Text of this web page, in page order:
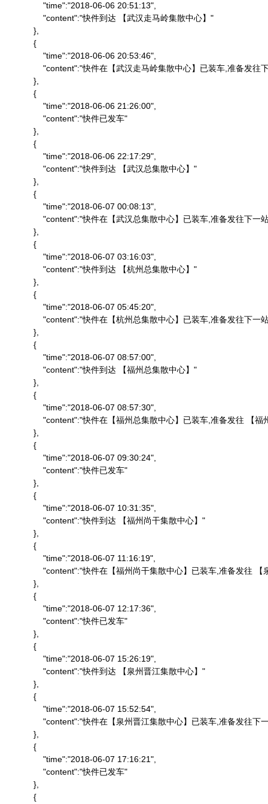
                "time":"2018-06-06 20:51:13",
                "content":"快件到达 【武汉走马岭集散中心】"
            },
            {
                "time":"2018-06-06 20:53:46",
"content":"快件在【武汉走马岭集散中心】已装车,准备发往
            },
            {
                "time":"2018-06-06 21:26:00",
                "content":"快件已发车"
            },
            {
                "time":"2018-06-06 22:17:29",
                "content":"快件到达 【武汉总集散中心】"
            },
            {
                "time":"2018-06-07 00:08:13",
"content":"快件在【武汉总集散中心】已装车,准备发往下一
            },
            {
                "time":"2018-06-07 03:16:03",
                "content":"快件到达 【杭州总集散中心】"
            },
            {
                "time":"2018-06-07 05:45:20",
"content":"快件在【杭州总集散中心】已装车,准备发往下一
            },
            {
                "time":"2018-06-07 08:57:00",
                "content":"快件到达 【福州总集散中心】"
            },
            {
                "time":"2018-06-07 08:57:30",
"content":"快件在【福州总集散中心】已装车,准备发往 【
            },
            {
                "time":"2018-06-07 09:30:24",
                "content":"快件已发车"
            },
            {
                "time":"2018-06-07 10:31:35",
                "content":"快件到达 【福州尚干集散中心】"
            },
            {
                "time":"2018-06-07 11:16:19",
"content":"快件在【福州尚干集散中心】已装车,准备发往
            },
            {
                "time":"2018-06-07 12:17:36",
                "content":"快件已发车"
            },
            {
                "time":"2018-06-07 15:26:19",
                "content":"快件到达 【泉州晋江集散中心】"
            },
            {
                "time":"2018-06-07 15:52:54",
"content":"快件在【泉州晋江集散中心】已装车,准备发往下
            },
            {
                "time":"2018-06-07 17:16:21",
                "content":"快件已发车"
            },
            {